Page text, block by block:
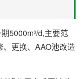
5000m³/d,主要范
更换、AAO池改造